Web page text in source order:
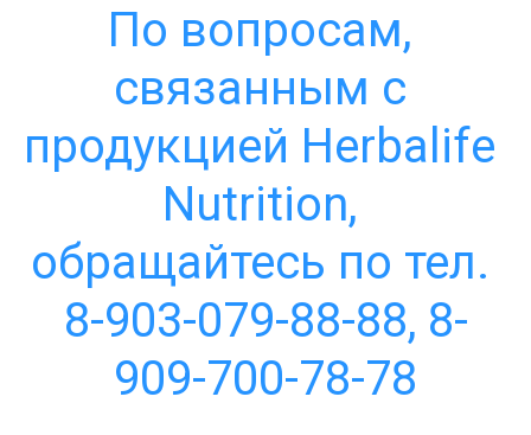
По вопросам,
связанным с
продукцией Herbalife
Nutrition,
обращайтесь по тел.
8-903-079-88-88, 8-
909-700-78-78